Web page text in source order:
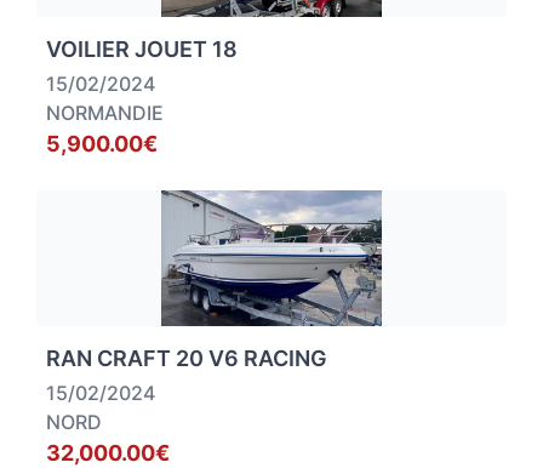
VOILIER JOUET 18
15/02/2024
NORMANDIE
5,900.00€
RAN CRAFT 20 V6 RACING
15/02/2024
NORD
32,000.00€